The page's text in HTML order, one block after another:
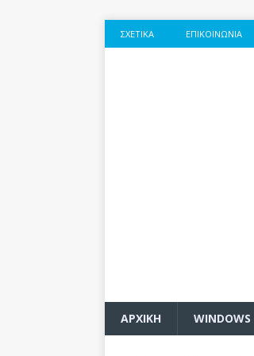
ΣΧΕΤΙΚΆ ΕΠΙΚΟΙΝΩΝΊΑ
ΑΡΧΙΚΗ WINDOWS